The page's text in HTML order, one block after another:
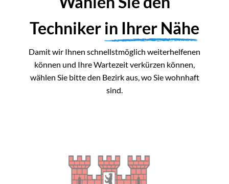
Technikerin Ihrer Nähe
Damit wir Ihnen schnellstmöglich weiterhelfenen
können und Ihre Wartezeit verkürzen können,
wählen Sie bitte den Bezirk aus, wo Sie wohnhaft
sind.